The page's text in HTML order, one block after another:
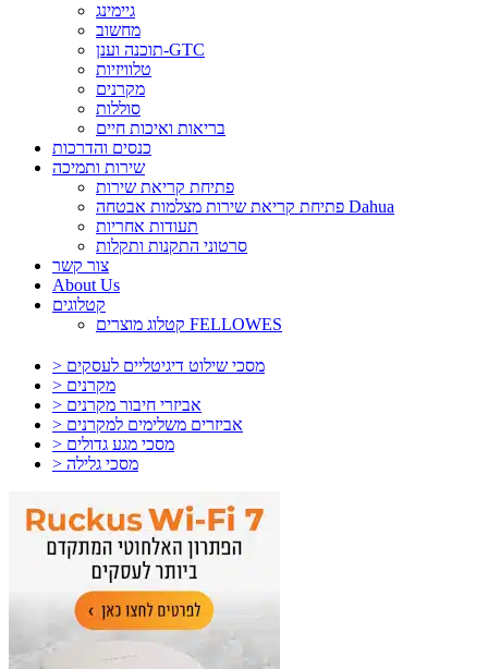
גיימינג
מחשוב
תוכנה וענן-GTC
טלוויזיות
מקרנים
סוללות
בריאות ואיכות חיים
כנסים והדרכות
שירות ותמיכה
פתיחת קריאת שירות
פתיחת קריאת שירות מצלמות אבטחה Dahua
תעודות אחריות
סרטוני התקנות ותקלות
צור קשר
About Us
קטלוגים
קטלוג מוצרים FELLOWES
> מסכי שילוט דיגיטליים לעסקים
> מקרנים
> אביזרי חיבור מקרנים
> אביזרים משלימים למקרנים
> מסכי מגע גדולים
> מסכי גלילה